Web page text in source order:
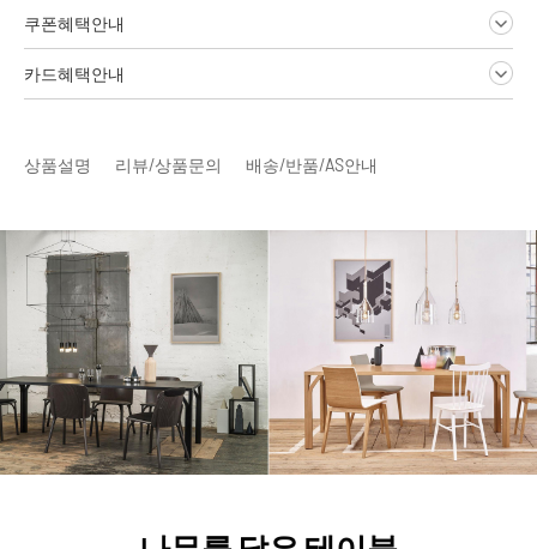
쿠폰혜택안내
카드혜택안내
상품설명 리뷰/상품문의 배송/반품/AS안내